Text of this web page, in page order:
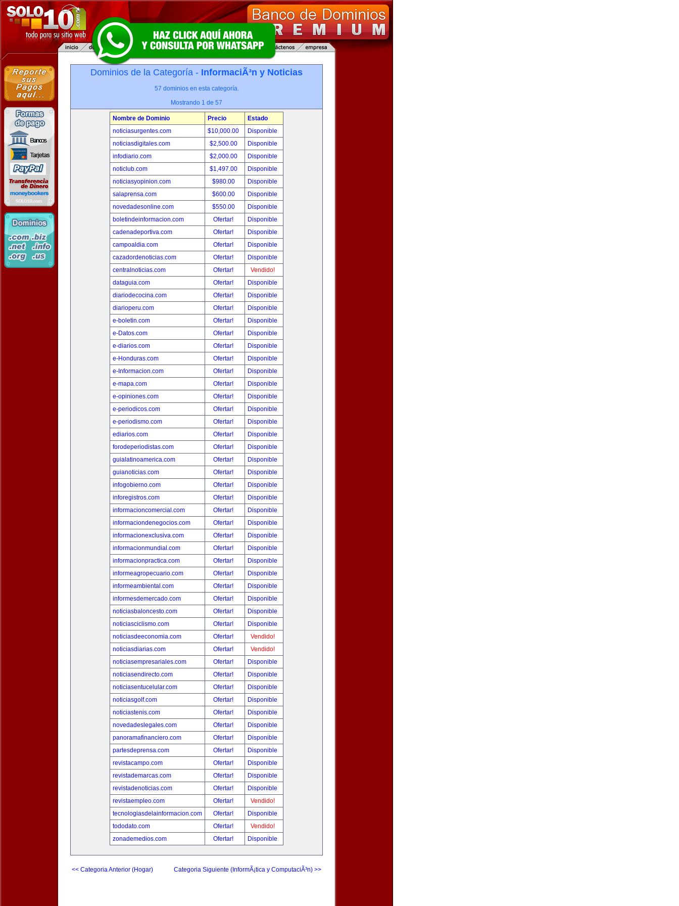
Dominios de la Categoría - InformaciÃ³n y Noticias
57 dominios en esta categoría.
Mostrando 1 de 57
Nombre de Dominio Precio
Estado
noticiasurgentes.com
$10,000.00
Disponible
noticiasdigitales.com
$2,500.00
Disponible
infodiario.com
$2,000.00
Disponible
noticlub.com
$1,497.00
Disponible
noticiasyopinion.com
$980.00
Disponible
salaprensa.com
$600.00
Disponible
novedadesonline.com
$550.00
Disponible
boletindeinformacion.com
Ofertar!
Disponible
cadenadeportiva.com
Ofertar!
Disponible
campoaldia.com
Ofertar!
Disponible
cazadordenoticias.com
Ofertar!
Disponible
centralnoticias.com
Ofertar!
Vendido!
dataguia.com
Ofertar!
Disponible
diariodecocina.com
Ofertar!
Disponible
diarioperu.com
Ofertar!
Disponible
e-boletin.com
Ofertar!
Disponible
e-Datos.com
Ofertar!
Disponible
e-diarios.com
Ofertar!
Disponible
e-Honduras.com
Ofertar!
Disponible
e-Informacion.com
Ofertar!
Disponible
e-mapa.com
Ofertar!
Disponible
e-opiniones.com
Ofertar!
Disponible
e-periodicos.com
Ofertar!
Disponible
e-periodismo.com
Ofertar!
Disponible
ediarios.com
Ofertar!
Disponible
forodeperiodistas.com
Ofertar!
Disponible
guialatinoamerica.com
Ofertar!
Disponible
guianoticias.com
Ofertar!
Disponible
infogobierno.com
Ofertar!
Disponible
inforegistros.com
Ofertar!
Disponible
informacioncomercial.com
Ofertar!
Disponible
informaciondenegocios.com
Ofertar!
Disponible
informacionexclusiva.com
Ofertar!
Disponible
informacionmundial.com
Ofertar!
Disponible
informacionpractica.com
Ofertar!
Disponible
informeagropecuario.com
Ofertar!
Disponible
informeambiental.com
Ofertar!
Disponible
informesdemercado.com
Ofertar!
Disponible
noticiasbaloncesto.com
Ofertar!
Disponible
noticiasciclismo.com
Ofertar!
Disponible
noticiasdeeconomia.com
Ofertar!
Vendido!
noticiasdiarias.com
Ofertar!
Vendido!
noticiasempresariales.com
Ofertar!
Disponible
noticiasendirecto.com
Ofertar!
Disponible
noticiasentucelular.com
Ofertar!
Disponible
noticiasgolf.com
Ofertar!
Disponible
noticiastenis.com
Ofertar!
Disponible
novedadeslegales.com
Ofertar!
Disponible
panoramafinanciero.com
Ofertar!
Disponible
partesdeprensa.com
Ofertar!
Disponible
revistacampo.com
Ofertar!
Disponible
revistademarcas.com
Ofertar!
Disponible
revistadenoticias.com
Ofertar!
Disponible
revistaempleo.com
Ofertar!
Vendido!
tecnologiasdelainformacion.com
Ofertar!
Disponible
tododato.com
Ofertar!
Vendido!
zonademedios.com
Ofertar! Disponible
<< Categoria Anterior (Hogar) Categoria Siguiente (InformÃ¡tica y ComputaciÃ³n) >>